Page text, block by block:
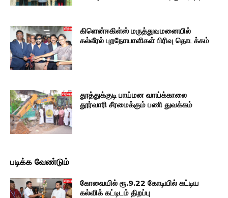
கிளென்ஈகிள்ஸ் மருத்துவமனையில்
கல்லீரல் புறநோயாளிகள் பிரிவு தொடக்கம்
தூத்துக்குடி பாய்மன வாய்க்காலை
தூர்வாரி சீரமைக்கும் பணி துவக்கம்
படிக்க வேண்டும்
கோவையில் ரூ.9.22 கோடியில் கட்டிய
கல்விக் கட்டிடம் திறப்பு